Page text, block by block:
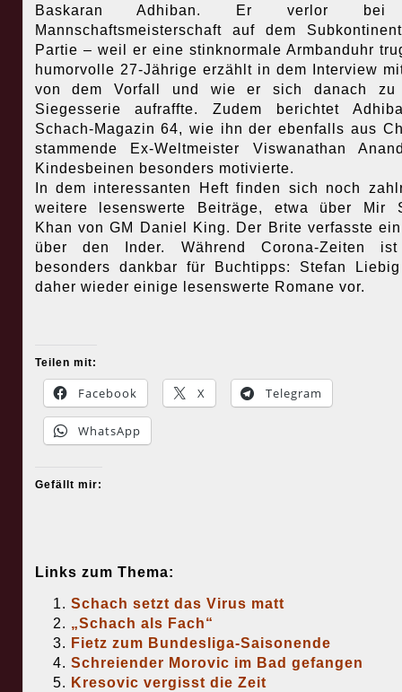
Baskaran Adhiban. Er verlor
Mannschaftsmeisterschaft auf dem
Partie – weil er eine stinknormale Armbanduhr
humorvolle 27-Jährige erzählt in dem Interview
von dem Vorfall und wie er sich danach zu
Siegesserie aufraffte. Zudem berichtet
Schach-Magazin 64, wie ihn der ebenfalls aus
stammende Ex-Weltmeister Viswanathan
Kindesbeinen besonders motivierte.
In dem interessanten Heft finden sich noch
weitere lesenswerte Beiträge, etwa über Mir
Khan von GM Daniel King. Der Brite verfasste
über den Inder. Während Corona-Zeiten
besonders dankbar für Buchtipps: Stefan
daher wieder einige lesenswerte Romane vor.
Teilen mit:
Facebook X Telegram
WhatsApp
Gefällt mir:
Links zum Thema:
Schach setzt das Virus matt
„Schach als Fach“
Fietz zum Bundesliga-Saisonende
Schreiender Morovic im Bad gefangen
Kresovic vergisst die Zeit